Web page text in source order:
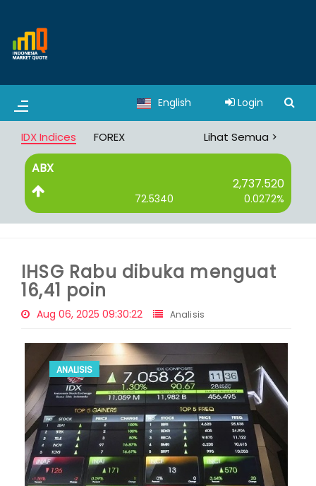
English Login
IDX Indices FOREX Lihat Semua >
ABX
2,737.520
72.5340 0.0272%
IHSG Rabu dibuka menguat
16,41 poin
Aug 06, 2025 09:30:22 Analisis
ANALISIS